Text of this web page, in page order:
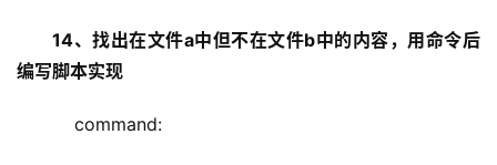
14、找出在文件a中但不在文件b中的内容，用命令后
编写脚本实现
command: